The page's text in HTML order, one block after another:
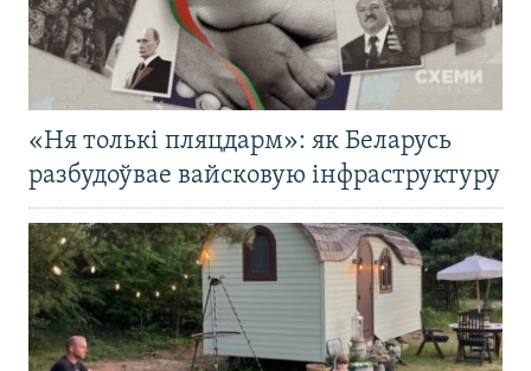
«Ня толькі пляцдарм»: як Беларусь
разбудоўвае вайсковую інфраструктуру